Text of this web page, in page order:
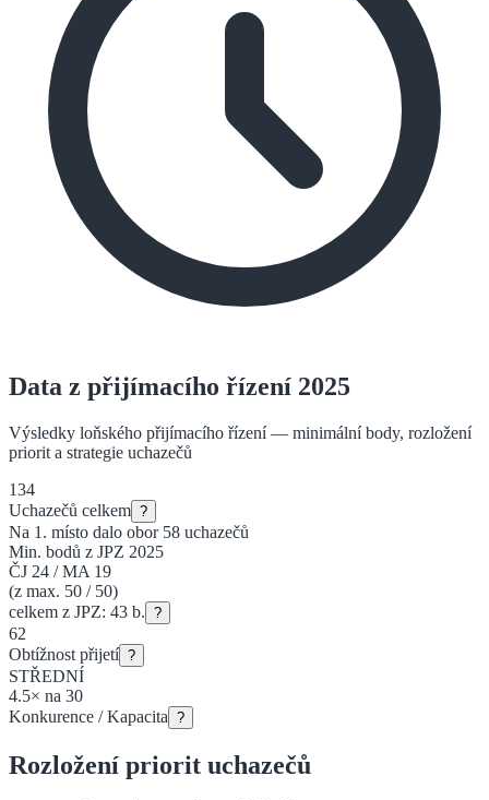
Data z přijímacího řízení 2025
Výsledky loňského přijímacího řízení — minimální body, rozložení
priorit a strategie uchazečů
134
Uchazečů celkem ?
Na 1. místo dalo obor 58 uchazečů
Min. bodů z JPZ 2025
ČJ 24 /MA 19
(z max. 50 / 50)
celkem z JPZ: 43 b. ?
62
Obtížnost přijetí ?
STŘEDNÍ
4.5× na 30
Konkurence / Kapacita ?
Rozložení priorit uchazečů